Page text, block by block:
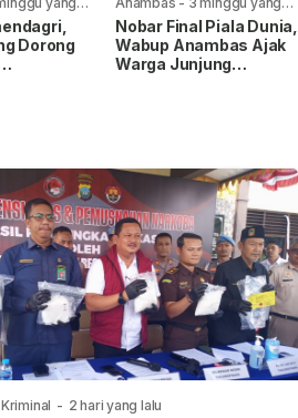
Dorong
lalu
Nobar Final Piala Dunia,
Wabup Anambas Ajak
Warga Junjung
- 2 hari yang lalu